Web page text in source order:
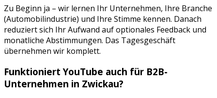
Zu Beginn ja – wir lernen Ihr Unternehmen, Ihre Branche
(Automobilindustrie) und Ihre Stimme kennen. Danach
reduziert sich Ihr Aufwand auf optionales Feedback und
monatliche Abstimmungen. Das Tagesgeschäft
übernehmen wir komplett.
FunktioniertYouTube auch für B2B-
Unternehmen in Zwickau?